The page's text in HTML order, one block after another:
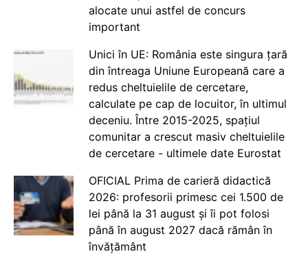
alocate unui astfel de concurs
important
Unici în UE: România este singura țară
din întreaga Uniune Europeană care a
redus cheltuielile de cercetare,
calculate pe cap de locuitor, în ultimul
deceniu. Între 2015-2025, spațiul
comunitar a crescut masiv cheltuielile
de cercetare - ultimele date Eurostat
OFICIAL Prima de carieră didactică
2026: profesorii primesc cei 1.500 de
lei până la 31 august și îi pot folosi
până în august 2027 dacă rămân în
învățământ